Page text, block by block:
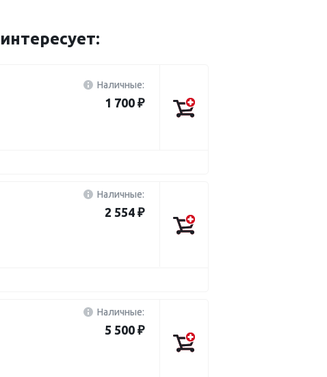
Наличные:
1 700 ₽
Наличные:
2 554 ₽
Наличные:
5 500 ₽